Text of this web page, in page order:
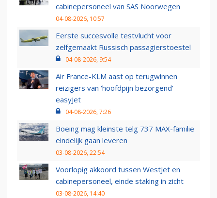
cabinepersoneel van SAS Noorwegen
04-08-2026, 10:57
Eerste succesvolle testvlucht voor
zelfgemaakt Russisch passagierstoestel
04-08-2026, 9:54
Air France-KLM aast op terugwinnen
reizigers van ‘hoofdpijn bezorgend’
easyJet
04-08-2026, 7:26
Boeing mag kleinste telg 737 MAX-familie
eindelijk gaan leveren
03-08-2026, 22:54
Voorlopig akkoord tussen WestJet en
cabinepersoneel, einde staking in zicht
03-08-2026, 14:40